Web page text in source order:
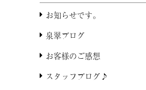
お知らせです。
泉翠ブログ
お客様のご感想
スタッフブログ♪